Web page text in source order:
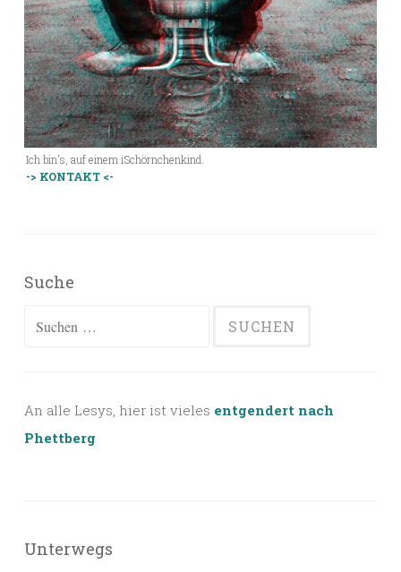
Ich bin's, auf einem iSchörnchenkind.
-> KONTAKT <-
Suche
Suchen
An alle Lesys, hier ist vieles entgendert nach
Phettberg
Unterwegs